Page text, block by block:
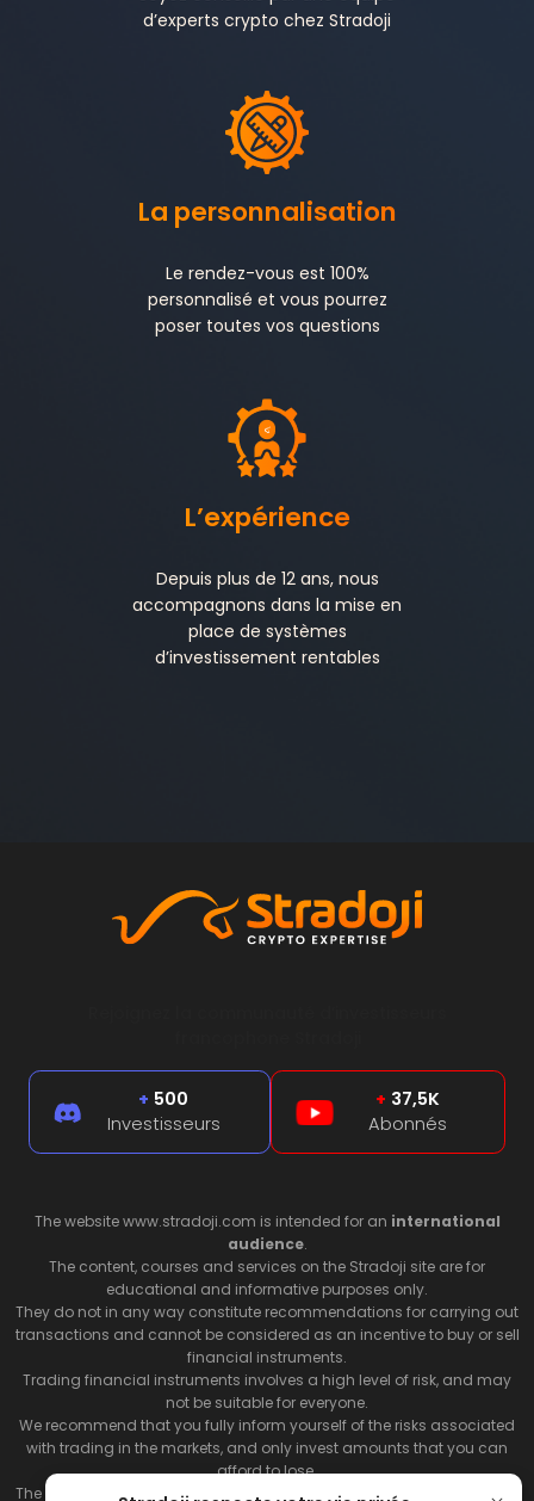
d’experts crypto chez Stradoji
La personnalisation
Le rendez-vous est 100%
personnalisé et vous pourrez
poser toutes vos questions
L’expérience
Depuis plus de 12 ans, nous
accompagnons dans la mise en
place de systèmes
d’investissement rentables
+ 500
Investisseurs
+ 37,5K
Abonnés
The website www.stradoji.com is intended for an international
audience.
The content, courses and services on the Stradoji site are for
educational and informative purposes only.
They do not in any way constitute recommendations for carrying out
transactions and cannot be considered as an incentive to buy or sell
financial instruments.
Trading financial instruments involves a high level of risk, and may
not be suitable for everyone.
We recommend that you fully inform yourself of the risks associated
with trading in the markets, and only invest amounts that you can
afford to lose.
The Stradoji site does not guarantee the results or the performance of